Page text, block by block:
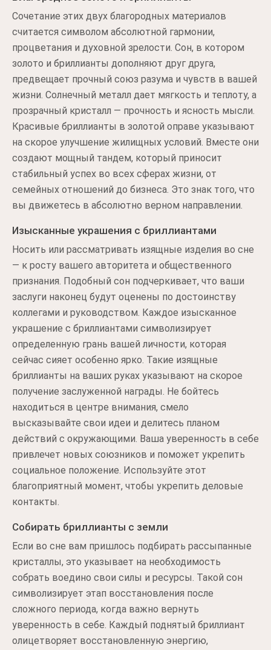
Сочетание этих двух благородных материалов
считается символом абсолютной гармонии,
процветания и духовной зрелости. Сон, в котором
золото и бриллианты дополняют друг друга,
предвещает прочный союз разума и чувств в вашей
жизни. Солнечный металл дает мягкость и теплоту, а
прозрачный кристалл — прочность и ясность мысли.
Красивые бриллианты в золотой оправе указывают
на скорое улучшение жилищных условий. Вместе они
создают мощный тандем, который приносит
стабильный успех во всех сферах жизни, от
семейных отношений до бизнеса. Это знак того, что
вы движетесь в абсолютно верном направлении.
Изысканные украшения с бриллиантами
Носить или рассматривать изящные изделия во сне
— к росту вашего авторитета и общественного
признания. Подобный сон подчеркивает, что ваши
заслуги наконец будут оценены по достоинству
коллегами и руководством. Каждое изысканное
украшение с бриллиантами символизирует
определенную грань вашей личности, которая
сейчас сияет особенно ярко. Такие изящные
бриллианты на ваших руках указывают на скорое
получение заслуженной награды. Не бойтесь
находиться в центре внимания, смело
высказывайте свои идеи и делитесь планом
действий с окружающими. Ваша уверенность в себе
привлечет новых союзников и поможет укрепить
социальное положение. Используйте этот
благоприятный момент, чтобы укрепить деловые
контакты.
Собирать бриллианты с земли
Если во сне вам пришлось подбирать рассыпанные
кристаллы, это указывает на необходимость
собрать воедино свои силы и ресурсы. Такой сон
символизирует этап восстановления после
сложного периода, когда важно вернуть
уверенность в себе. Каждый поднятый бриллиант
олицетворяет восстановленную энергию,